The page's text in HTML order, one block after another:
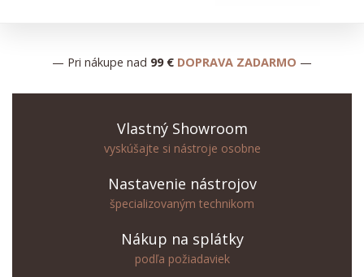
— Pri nákupe nad 99 € DOPRAVA ZADARMO —
Vlastný Showroom
vyskúšajte si nástroje osobne
Nastavenie nástrojov
špecializovaným technikom
Nákup na splátky
podľa požiadaviek